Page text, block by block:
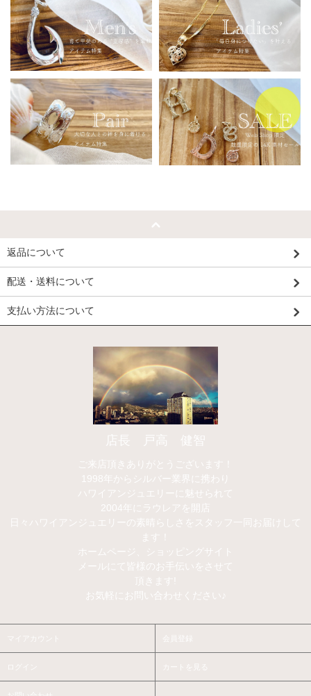
返品について
配送・送料について
支払い方法について
店長 戸高 健智
ご来店頂きありがとうございます！
1998年からシルバー業界に携わり
ハワイアンジュエリーに魅せられて
2004年にラウレアを開店
日々ハワイアンジュエリーの素晴らしさをスタッフ一同お届けして
ます！
ホームページ、ショッピングサイト
メールにて皆様のお手伝いをさせて
頂きます!
お気軽にお問い合わせください♪
マイアカウント
カートを見る